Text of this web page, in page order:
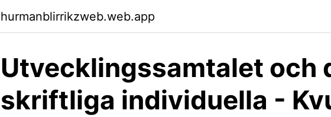
hurmanblirrikzweb.web.app
Utvecklingssamtalet och
skriftliga individuella -